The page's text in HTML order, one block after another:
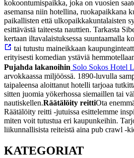
kokoontumispaikka, joka on vuosien
asemansa niin hotellina, ruokapaikkana
paikallisten että ulkopaikkakuntalaisten
esittävästä taiteesta nauttien. Tarkasta
kertaan iltavalaistuksessa suuntaamalla
tai tutustu maineikkaan
erityisesti komedian ystäviä
Pujahda lakanoihin Solo Sokos Hotel
arvokkaassa miljöössä. 1890-luvulla
taipaleensa aloittanut hotelli tarjoaa
sitten juomia yökerhossa siemaillen tai
nautiskellen.Räätälöity reittiOta
Räätälöity reitti -jutuissa esittelemme
miten voit tutustua eri kaupunkeihin.
liikunnallisista reiteistä aina pub crawl -
KATEGORIAT